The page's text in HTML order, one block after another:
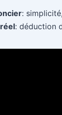
:
: déduction